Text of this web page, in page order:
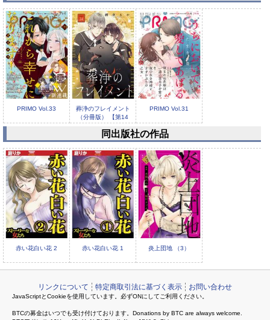
PRIMO Vol.33
葬浄のフレイメント
（分冊版） 【第14
話】
PRIMO Vol.31
葬浄のフレイメント
（分冊版） 【第13
同出版社の作品
赤い花白い花 2 赤い花白い花 1 炎上団地 （3）
リンクについて 特定商取引法に基づく表示 お問い合わせ
JavaScriptとCookieを使用しています。必ずONにしてご利用ください。
BTCの募金はいつでも受け付けております。Donations by BTC are always welcome.